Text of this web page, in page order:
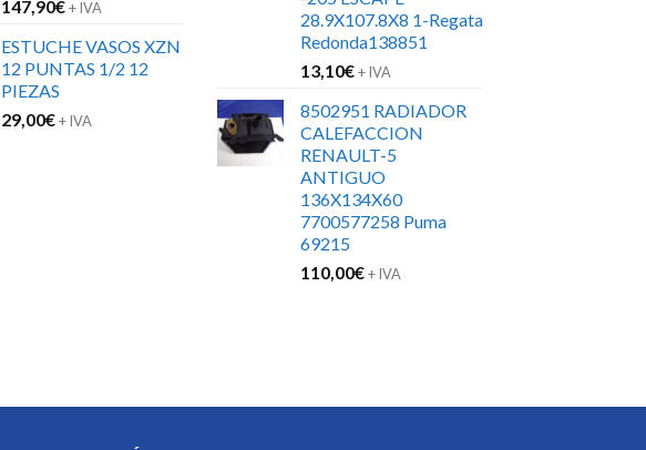
147,90€+ IVA
ESTUCHE VASOS XZN
12 PUNTAS 1/2 12
PIEZAS
29,00€+ IVA
28.9X107.8X8 1-Regata
Redonda138851
13,10€+ IVA
8502951 RADIADOR
CALEFACCION
RENAULT-5
ANTIGUO
136X134X60
7700577258 Puma
69215
110,00€+ IVA